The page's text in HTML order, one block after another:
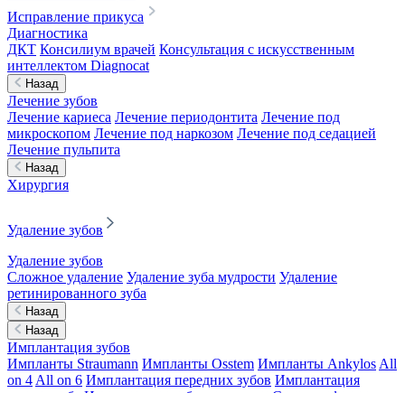
Исправление прикуса
Диагностика
ДКТ Консилиум врачей Консультация с искусственным
интеллектом Diagnocat
Назад
Лечение зубов
Лечение кариеса Лечение периодонтита Лечение под
микроскопом Лечение под наркозом Лечение под седацией
Лечение пульпита
Назад
Хирургия
Удаление зубов
Удаление зубов
Сложное удаление Удаление зуба мудрости Удаление
ретинированного зуба
Назад
Назад
Имплантация зубов
Импланты Straumann Импланты Osstem Импланты Ankylos All
on 4 All on 6 Имплантация передних зубов Имплантация